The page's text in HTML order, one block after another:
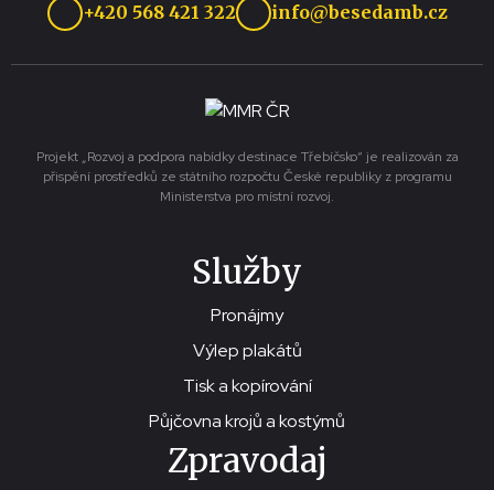
+420 568 421 322 info@besedamb.cz
Projekt „Rozvoj a podpora nabídky destinace Třebíčsko“ je realizován za
přispění prostředků ze státního rozpočtu České republiky z programu
Ministerstva pro místní rozvoj.
Služby
Pronájmy
Výlep plakátů
Tisk a kopírování
Půjčovna krojů a kostýmů
Zpravodaj